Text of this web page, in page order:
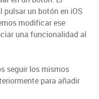
un botón en iOS
modificar ese
una funcionalidad al
seguir los mismos
para añadir